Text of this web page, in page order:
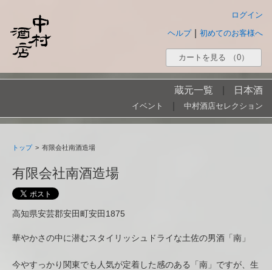
ログイン
初めてのお客様へ
ヘルプ
カートを見る （0）
蔵元一覧 日本酒
イベント 中村酒店セレクション
トップ > 有限会社南酒造場
有限会社南酒造場
高知県安芸郡安田町安田1875
華やかさの中に潜むスタイリッシュドライな土佐の男酒「南」
今やすっかり関東でも人気が定着した感のある「南」ですが、生